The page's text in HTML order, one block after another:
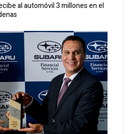
al automóvil 3 millones en el